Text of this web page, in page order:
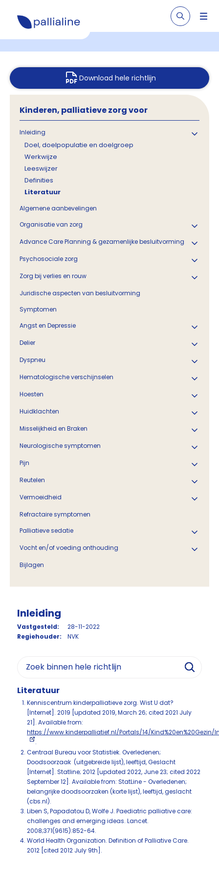
Download hele richtlijn
Kinderen, palliatieve zorg voor
Inleiding
Doel, doelpopulatie en doelgroep
Werkwijze
Leeswijzer
Definities
Literatuur
Algemene aanbevelingen
Organisatie van zorg
Advance Care Planning & gezamenlijke besluitvorming
Psychosociale zorg
Zorg bij verlies en rouw
Juridische aspecten van besluitvorming
Symptomen
Angst en Depressie
Delier
Dyspneu
Hematologische verschijnselen
Hoesten
Huidklachten
Misselijkheid en Braken
Neurologische symptomen
Pijn
Reutelen
Vermoeidheid
Refractaire symptomen
Palliatieve sedatie
Vocht en/of voeding onthouding
Bijlagen
Inleiding
Vastgesteld:
28-11-2022
Regiehouder:
NVK
Literatuur
Kenniscentrum kinderpalliatieve zorg. Wist U dat?
[Internet]. 2019 [updated 2019, March 26; cited 2021 July
21]. Available from:
https://www.kinderpalliatief.nl/Portals/14/Kind%20en%20Gezin/
.
Centraal Bureau voor Statistiek. Overledenen;
Doodsoorzaak (uitgebreide lijst), leeftijd, Geslacht
[Internet]. Statline; 2012 [updated 2022, June 23; cited 2022
September 12]. Available from: StatLine - Overledenen;
belangrijke doodsoorzaken (korte lijst), leeftijd, geslacht
(cbs.nl).
Liben S, Papadatou D, Wolfe J. Paediatric palliative care:
challenges and emerging ideas. Lancet.
2008;371(9615):852-64.
World Health Organization. Definition of Palliative Care.
2012 [cited 2012 July 9th].